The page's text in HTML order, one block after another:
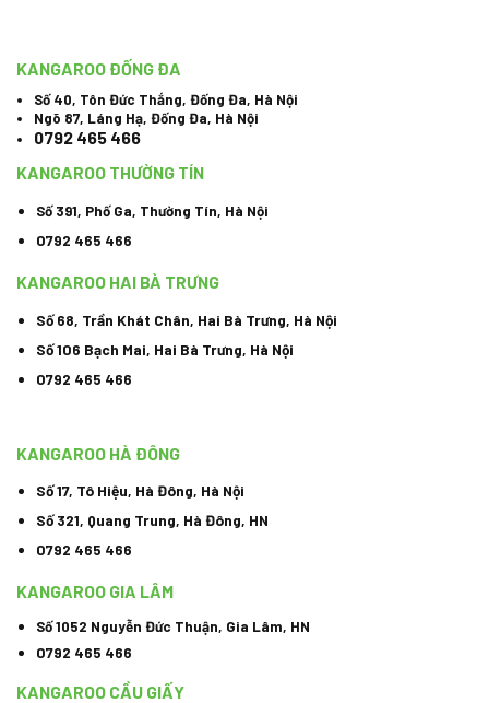
KANGAROO ĐỐNG ĐA
Số 40, Tôn Đức Thắng, Đống Đa, Hà Nội
Ngõ 87, Láng Hạ, Đống Đa, Hà Nội
0792 465 466
KANGAROO THƯỜNG TÍN
Số 391, Phố Ga, Thường Tín, Hà Nội
0792 465 466
KANGAROO HAI BÀ TRƯNG
Số 68, Trần Khát Chân, Hai Bà Trưng, Hà Nội
Số 106 Bạch Mai, Hai Bà Trưng, Hà Nội
0792 465 466
KANGAROO HÀ ĐÔNG
Số 17, Tô Hiệu, Hà Đông, Hà Nội
Số 321, Quang Trung, Hà Đông, HN
0792 465 466
KANGAROO GIA LÂM
Số 1052 Nguyễn Đức Thuận, Gia Lâm, HN
0792 465 466
KANGAROO CẦU GIẤY